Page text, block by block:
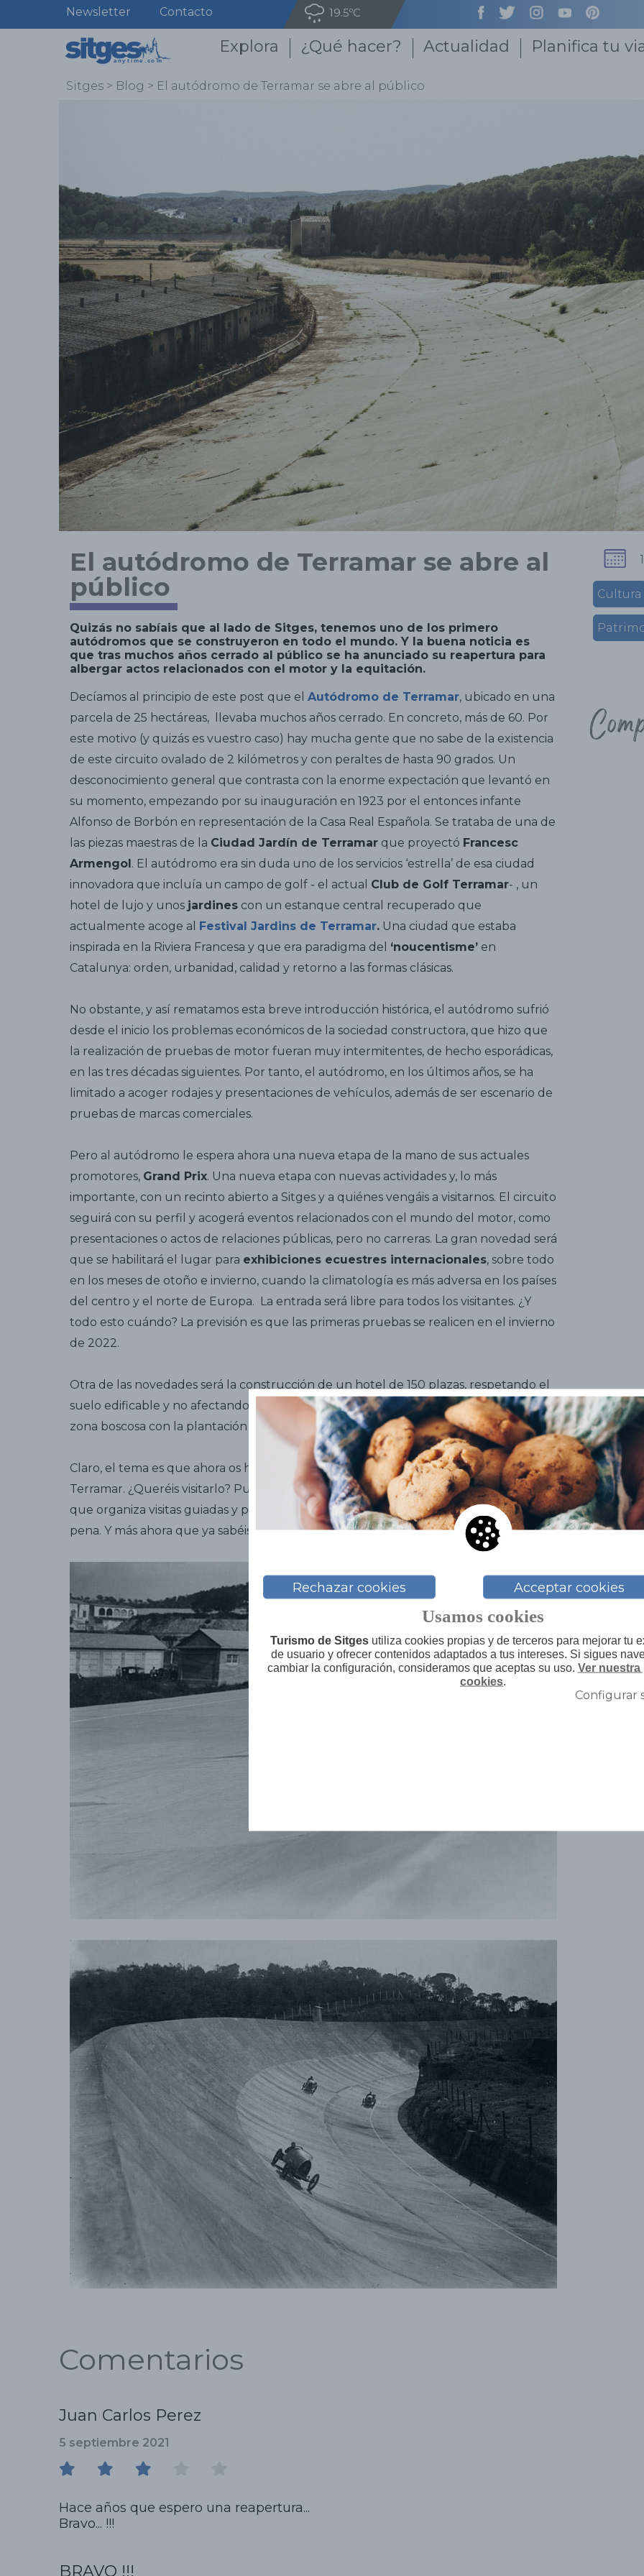
Newsletter Contacto 19.5ºC
Explora ¿Qué hacer? Actualidad Planifica tu
Sitges > Blog > El autódromo de Terramar se abre al público
El autódromo de Terramar se abre al
público
Quizás no sabíais que al lado de Sitges, tenemos uno de los primero
autódromos que se construyeron en todo el mundo. Y la buena noticia es
que tras muchos años cerrado al público se ha anunciado su reapertura para
albergar actos relacionados con el motor y la equitación.
Decíamos al principio de este post que el Autódromo de Terramar, ubicado en una
parcela de 25 hectáreas, llevaba muchos años cerrado. En concreto, más de 60. Por
este motivo (y quizás es vuestro caso) hay mucha gente que no sabe de la existencia
de este circuito ovalado de 2 kilómetros y con peraltes de hasta 90 grados. Un
desconocimiento general que contrasta con la enorme expectación que levantó en
su momento, empezando por su inauguración en 1923 por el entonces infante
Alfonso de Borbón en representación de la Casa Real Española. Se trataba de una de
las piezas maestras de la Ciudad Jardín de Terramar que proyectó Francesc
Armengol. El autódromo era sin duda uno de los servicios ‘estrella’ de esa ciudad
innovadora que incluía un campo de golf - el actual Club de Golf Terramar- , un
hotel de lujo y unos jardines con un estanque central recuperado que
actualmente acoge al Festival Jardins de Terramar. Una ciudad que estaba
inspirada en la Riviera Francesa y que era paradigma del ‘noucentisme’ en
Catalunya: orden, urbanidad, calidad y retorno a las formas clásicas.
No obstante, y así rematamos esta breve introducción histórica, el autódromo sufrió
desde el inicio los problemas económicos de la sociedad constructora, que hizo que
la realización de pruebas de motor fueran muy intermitentes, de hecho esporádicas,
en las tres décadas siguientes. Por tanto, el autódromo, en los últimos años, se ha
limitado a acoger rodajes y presentaciones de vehículos, además de ser escenario de
pruebas de marcas comerciales.
Pero al autódromo le espera ahora una nueva etapa de la mano de sus actuales
promotores, Grand Prix. Una nueva etapa con nuevas actividades y, lo más
importante, con un recinto abierto a Sitges y a quiénes vengáis a visitarnos. El circuito
seguirá con su perfil y acogerá eventos relacionados con el mundo del motor, como
presentaciones o actos de relaciones públicas, pero no carreras. La gran novedad será
que se habilitará el lugar para exhibiciones ecuestres internacionales, sobre todo
en los meses de otoño e invierno, cuando la climatología es más adversa en los países
del centro y el norte de Europa. La entrada será libre para todos los visitantes. ¿Y
todo esto cuándo? La previsión es que las primeras pruebas se realicen en el invierno
de 2022.
Otra de las novedades será la construcción de un hotel de 150 plazas, respetando el
suelo edificable y no afectando la zona natural circundante. Es más, se amplía la
zona boscosa con la plantación de 700 árboles.
Claro, el tema es que ahora os hemos despertado la curiosidad por el autódromo de
Terramar. ¿Queréis visitarlo? Pues podéis. Solo tenéis que contactar conAgisitges ,
que organiza visitas guiadas y personalizadas. La experiencia, vale muuuucho la
pena. Y más ahora que ya sabéis los cambios que se avecinan…
Cultura
Comentarios
Juan Carlos Perez
5 septiembre 2021
Hace años que espero una reapertura...
Bravo... !!!
BRAVO !!!
Rechazar cookies Acceptar cookies
Usamos cookies
Turismo de Sitges utiliza cookies propias y de terceros para mejorar tu
de usuario y ofrecer contenidos adaptados a tus intereses. Si sigues
cambiar la configuración, consideramos que aceptas su uso. Ver nuestra
cookies.
Configurar